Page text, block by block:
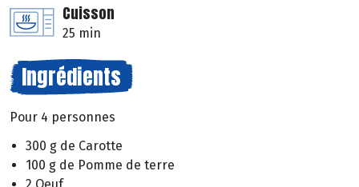
Cuisson
25 min
Ingrédients
Pour 4 personnes
300 g de Carotte
100 g de Pomme de terre